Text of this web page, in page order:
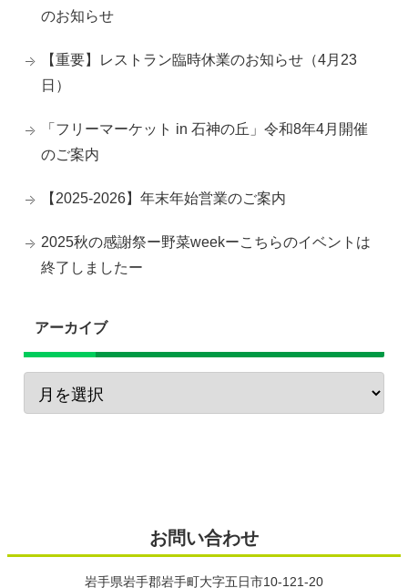
のお知らせ
【重要】レストラン臨時休業のお知らせ（4月23
日）
「フリーマーケット in 石神の丘」令和8年4月開催
のご案内
【2025-2026】年末年始営業のご案内
2025秋の感謝祭ー野菜weekーこちらのイベントは
終了しましたー
アーカイブ
お問い合わせ
岩手県岩手郡岩手町大字五日市10-121-20